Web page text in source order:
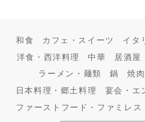
和食 カフェ・スイーツ
イタ
洋食・西洋料理
中華 居酒屋
ラーメン・麺類
鍋
焼
日本料理・郷土料理
宴会・エ
ファーストフード・ファミレス